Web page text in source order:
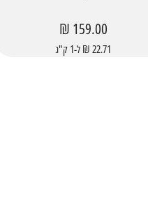
159.00 ₪
22.71 ₪ ל-1 ק"ג